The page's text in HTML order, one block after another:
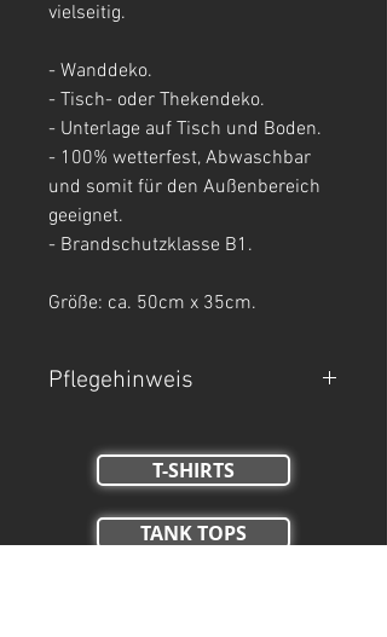
vielseitig.
- Wanddeko.
- Tisch- oder Thekendeko.
- Unterlage auf Tisch und Boden.
- 100% wetterfest, Abwaschbar
und somit für den Außenbereich
geeignet.
- Brandschutzklasse B1.
Größe: ca. 50cm x 35cm.
Pflegehinweis
T-SHIRTS
TANK TOPS